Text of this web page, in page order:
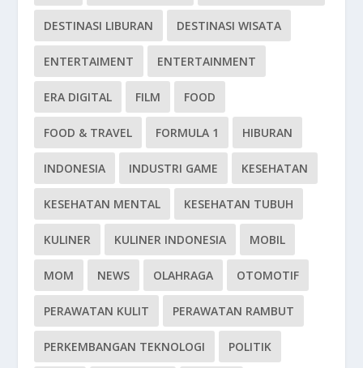
DESTINASI LIBURAN DESTINASI WISATA
ENTERTAIMENT ENTERTAINMENT
ERA DIGITAL FILM FOOD
FOOD & TRAVEL FORMULA 1 HIBURAN
INDONESIA INDUSTRI GAME KESEHATAN
KESEHATAN MENTAL KESEHATAN TUBUH
KULINER KULINER INDONESIA MOBIL
MOM NEWS OLAHRAGA OTOMOTIF
PERAWATAN KULIT PERAWATAN RAMBUT
PERKEMBANGAN TEKNOLOGI POLITIK